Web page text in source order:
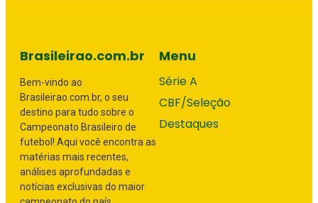
Brasileirao.com.br
Bem-vindo ao
Brasileirao.com.br, o seu
destino para tudo sobre o
Campeonato Brasileiro de
futebol! Aqui você encontra as
matérias mais recentes,
análises aprofundadas e
notícias exclusivas do maior
Menu
Série A
CBF/Seleção
Destaques